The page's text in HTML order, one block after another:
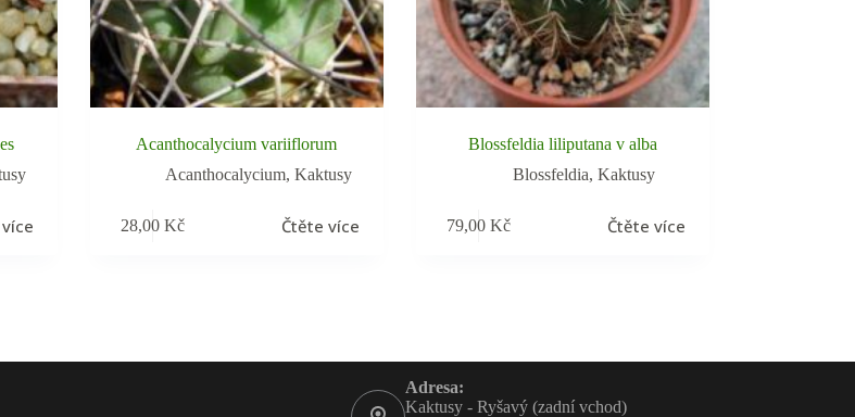
Acanthocalycium variiflorum
Acanthocalycium, Kaktusy
28,00 Kč Čtěte více
Blossfeldia liliputana v alba
Blossfeldia,Kaktusy
79,00 Kč Čtěte více
Adresa:
Kaktusy - Ryšavý (zadní vchod)